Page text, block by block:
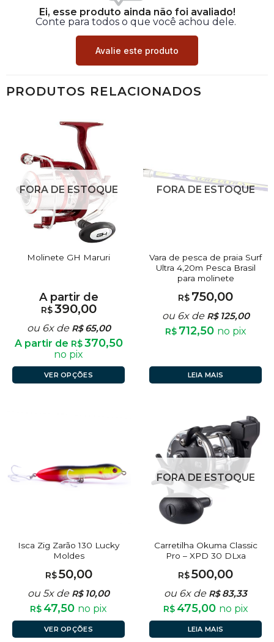
Ei, esse produto ainda não foi avaliado!
Conte para todos o que você achou dele.
Avalie este produto
PRODUTOS RELACIONADOS
FORA DE ESTOQUE
Molinete GH Maruri
A partir de
R$390,00
ou 6x de R$ 65,00
A partir de R$370,50
no pix
VER OPÇÕES
FORA DE ESTOQUE
Vara de pesca de praia Surf
Ultra 4,20m Pesca Brasil
para molinete
R$ 750,00
ou 6x de R$ 125,00
R$ 712,50 no pix
LEIA MAIS
Isca Zig Zarão 130 Lucky
Moldes
R$50,00
ou 5x de R$ 10,00
R$ 47,50 no pix
VER OPÇÕES
FORA DE ESTOQUE
Carretilha Okuma Classic
Pro – XPD 30 DLxa
R$500,00
ou 6x de R$ 83,33
R$ 475,00 no pix
LEIA MAIS